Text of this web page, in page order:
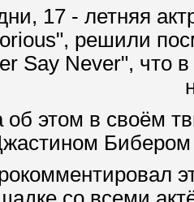
17 - летняя
решили
Say Never", что в
об этом в своём